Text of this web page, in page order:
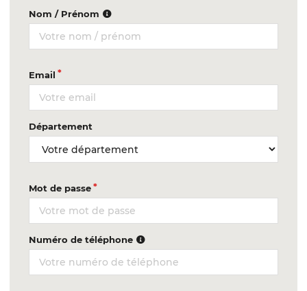
Nom / Prénom
Email
Département
Mot de passe
Numéro de téléphone